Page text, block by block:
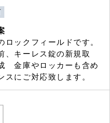
ロックフィールドです。
、キーレス錠の新規取
金庫やロッカーも含め
スにご対応致します。